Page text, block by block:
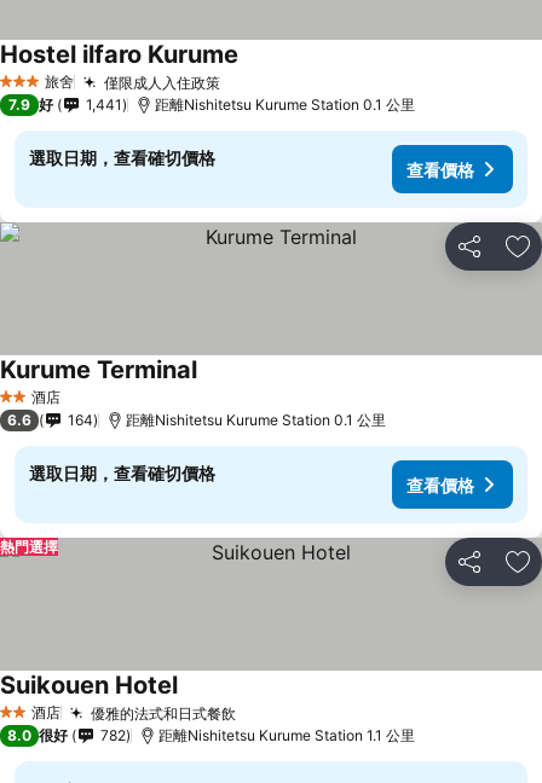
3 星級 旅舍 僅限成人入住政策查看價格
Hostel ilfaro Kurume
7.9 好 1,441 距離Nishitetsu Kurume Station 0.1 公里
選取日期，查看確切價格
查看價格
分享 放
2 星級酒店
Kurume Terminal查看價格
6.6 164 距離Nishitetsu Kurume Station 0.1 公里
選取日期，查看確切價格
查看價格
分享 放
熱門選擇
2 星級酒店 優雅的法式和日式餐飲查看價格
Suikouen Hotel查看價格
8.0 很好 782 距離Nishitetsu Kurume Station 1.1 公里